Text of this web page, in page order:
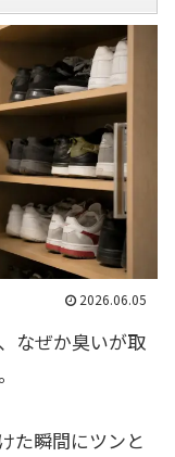
2026.06.05
なぜか臭いが取
た瞬間にツンと